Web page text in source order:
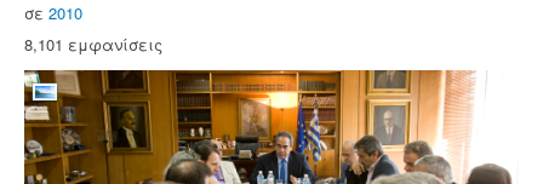
σε 2010
8,101 εμφανίσεις